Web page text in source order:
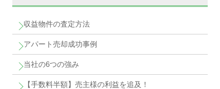
収益物件の査定方法
アパート売却成功事例
当社の6つの強み
【手数料半額】売主様の利益を追及！